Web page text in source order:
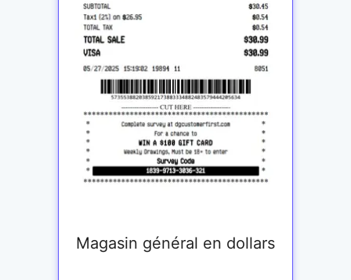
Magasin général en dollars